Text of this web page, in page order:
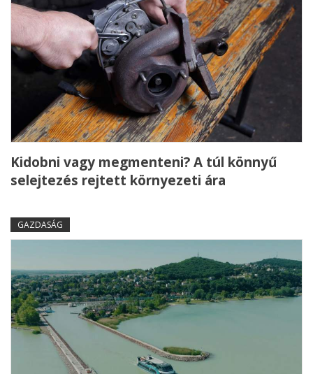
Kidobni vagy megmenteni? A túl könnyű
selejtezés rejtett környezeti ára
GAZDASÁG